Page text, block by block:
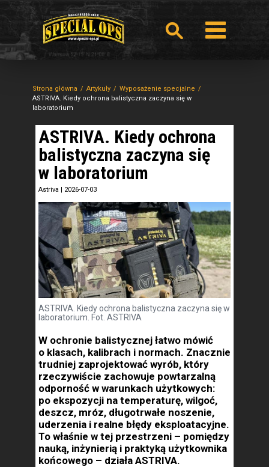
Strona główna Artykuły
Wyposażenie specjalne
ASTRIVA. Kiedy ochrona balistyczna zaczyna się w
laboratorium
ASTRIVA. Kiedy ochrona
balistyczna zaczyna się
w laboratorium
Astriva | 2026-07-03
ASTRIVA. Kiedy ochrona balistyczna zaczyna się w
laboratorium. Fot. ASTRIVA
W ochronie balistycznej łatwo mówić
o klasach, kalibrach i normach. Znacznie
trudniej zaprojektować wyrób, który
rzeczywiście zachowuje powtarzalną
odporność w warunkach użytkowych:
po ekspozycji na temperaturę, wilgoć,
deszcz, mróz, długotrwałe noszenie,
uderzenia i realne błędy eksploatacyjne.
To właśnie w tej przestrzeni – pomiędzy
nauką, inżynierią i praktyką użytkownika
końcowego – działa ASTRIVA.